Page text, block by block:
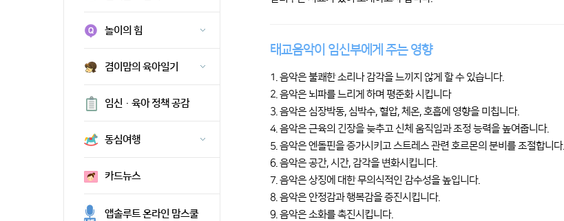
놀이의 힘
겸이맘의 육아일기
임신·육아 정책 공감
동심여행
카드뉴스
앱솔루트 온라인 맘스쿨
태교음악이 임신부에게 주는 영향
1. 음악은 불쾌한 소리나 감각을 느끼지 않게 할 수 있습니다.
2. 음악은 뇌파를 느리게 하며 평준화 시킵니다
3. 음악은 심장박동, 심박수, 혈압, 체온, 호흡에 영향을 미칩니다.
4. 음악은 근육의 긴장을 늦추고 신체 움직임과 조정 능력을 높여줍니다.
5. 음악은 엔돌핀을 증가시키고 스트레스 관련 호르몬의 분비를 조절합니다.
6. 음악은 공간, 시간, 감각을 변화시킵니다.
7. 음악은 상징에 대한 무의식적인 감수성을 높입니다.
8. 음악은 안정감과 행복감을 증진시킵니다.
9. 음악은 소화를 촉진시킵니다.